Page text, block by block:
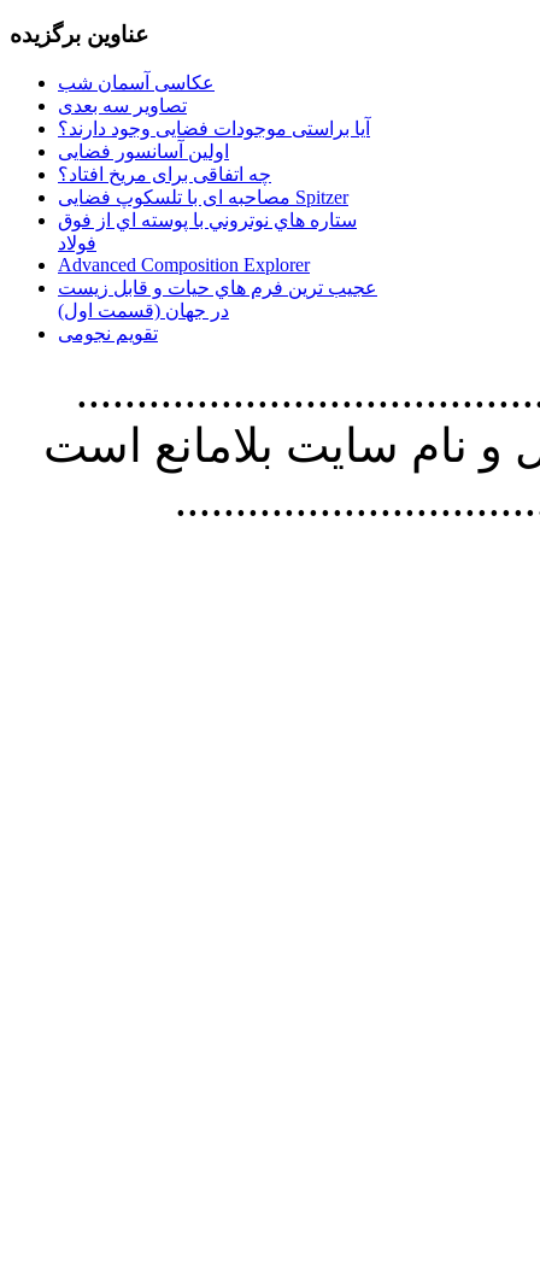
عناوین برگزیده
عکاسی آسمان شب
تصاویر سه بعدی
آیا براستی موجودات فضایی وجود دارند؟
اولین آسانسور فضایی
چه اتفاقی برای مریخ افتاد؟
مصاحبه ای با تلسکوپ فضایی Spitzer
ستاره هاي نوتروني با پوسته اي از فوق
فولاد
Advanced Composition Explorer
عجیب ترین فرم هاي حيات و قابل زيست
در جهان (قسمت اول)
تقویم نجومی
استفاده از
نام سايت بلامانع است